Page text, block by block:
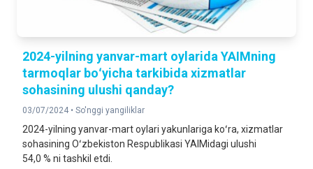
2024-yilning yanvar-mart oylarida YAIMning
tarmoqlar boʻyicha tarkibida xizmatlar
sohasining ulushi qanday?
03/07/2024 • So'nggi yangiliklar
2024-yilning yanvar-mart oylari yakunlariga koʻra, xizmatlar
sohasining Oʻzbekiston Respublikasi YAIMidagi ulushi
54,0 % ni tashkil etdi.